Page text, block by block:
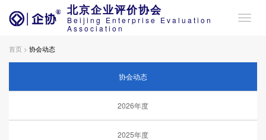
北京企业评价协会
Beijing Enterprise Evaluation
Association
首页 > 协会动态
协会动态
2026年度
2025年度